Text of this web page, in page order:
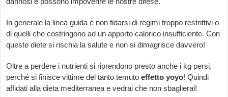
In generale la linea guida è non fidarsi di regimi troppo restrittivi o
di quelli che costringono ad un apporto calorico insufficiente. Con
queste diete si rischia la salute e non si dimagrisce davvero!
Oltre a perdere i nutrienti si riprendono presto anche i kg persi,
perché si finisce vittime del tanto temutoeffetto yoyo! Quindi
affidati alla dieta mediterranea e vedrai che non sbaglierai!